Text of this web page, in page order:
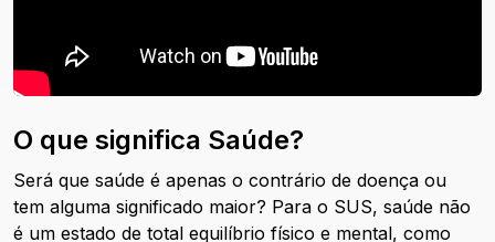
O que significa Saúde?
Será que saúde é apenas o contrário de doença ou
tem alguma significado maior? Para o SUS, saúde não
é um estado de total equilíbrio físico e mental, como